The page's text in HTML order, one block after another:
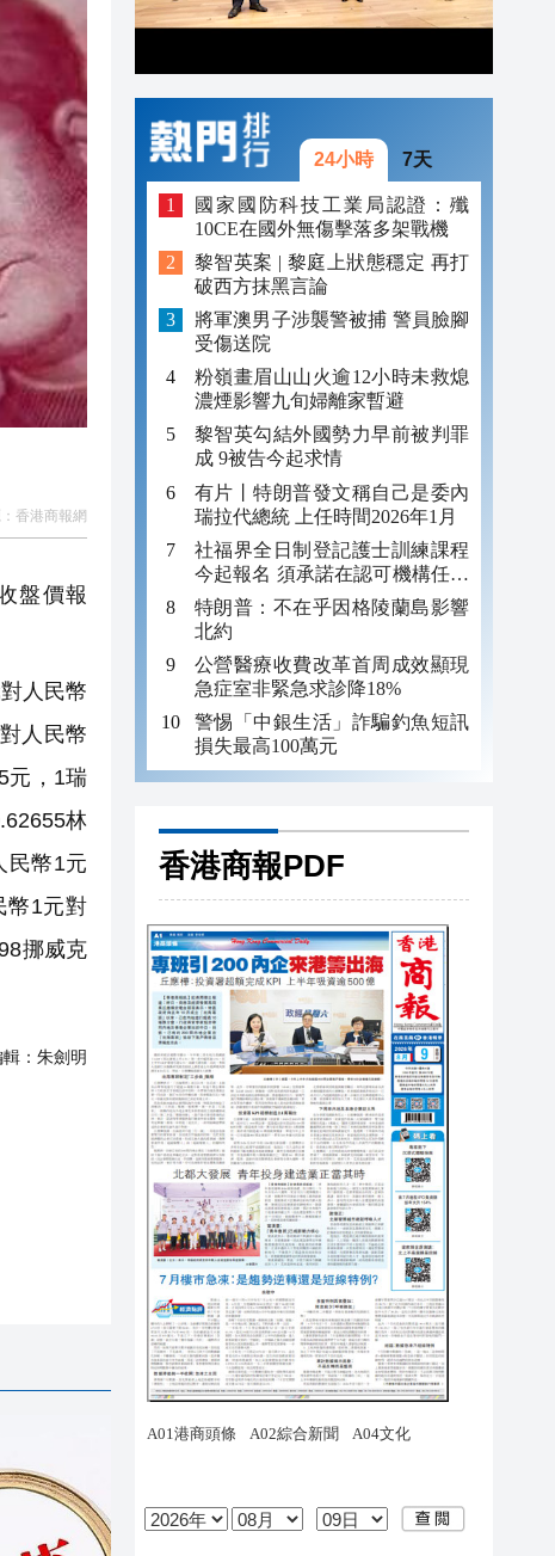
20:40
20:39
20:34
香港商報網
盤價報
人民幣
人民幣
元，1瑞
林
民幣1元
幣1元對
挪威克
： 朱劍明
24小時 7天
國家國防科技工業局認證：殲
10CE在國外無傷擊落多架戰機
黎智英案 | 黎庭上狀態穩定 再打
破西方抹黑言論
將軍澳男子涉襲警被捕 警員臉腳
受傷送院
粉嶺畫眉山山火逾12小時未救熄
濃煙影響九旬婦離家暫避
黎智英勾結外國勢力早前被判罪
成 9被告今起求情
有片丨特朗普發文稱自己是委內
瑞拉代總統 上任時間2026年1月
社福界全日制登記護士訓練課程
今起報名 須承諾在認可機構任職
至少三年
特朗普：不在乎因格陵蘭島影響
北約
公營醫療收費改革首周成效顯現
急症室非緊急求診降18%
警惕「中銀生活」詐騙釣魚短訊
損失最高100萬元
香港商報PDF